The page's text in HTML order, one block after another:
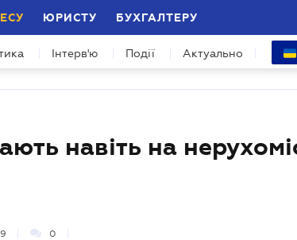
ЮРИСТУ БУХГАЛТЕРУ
Інтерв'ю Події Актуально
навіть на
0